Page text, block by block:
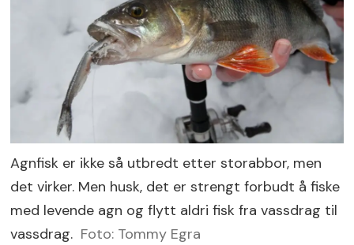
Agnfisk er ikke så utbredt etter storabbor, men
det virker. Men husk, det er strengt forbudt å fiske
med levende agn og flytt aldri fisk fra vassdrag til
vassdrag. Foto: Tommy Egra